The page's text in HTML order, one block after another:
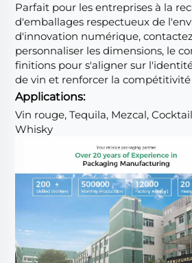
Parfait pour les entreprises à la
d'emballages respectueux de
d'innovation numérique,
personnaliser les dimensions, le
finitions pour s'aligner sur
de vin et renforcer la
Applications:
Vin rouge, Tequila, Mezcal,
Whisky